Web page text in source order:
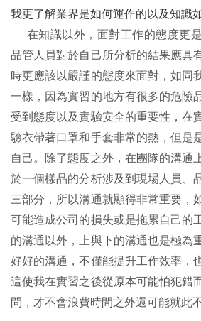
我更了解業界是如何運作的以及知識
在知識以外，面對工作的態度更是
品管人員對於自己所分析的結果應具
時更應該以嚴謹的態度來面對，如同
一樣，因為實習的地方有很多的危險
受到態度以及實驗安全的重要性，在
驗衣帶著口罩和手套非常的熱，但是
自己。除了態度之外，在團隊的溝通
於一個樣品的分析涉及到現場人員、
三部分，所以溝通就顯得非常重要，
可能造成公司的損失或是拖累自己的
的溝通以外，上與下的溝通也是極為
好好的溝通，不僅能提升工作效率，
這使我在實習之後從原本可能怕犯錯
問，才不會浪費時間之外還可能就此